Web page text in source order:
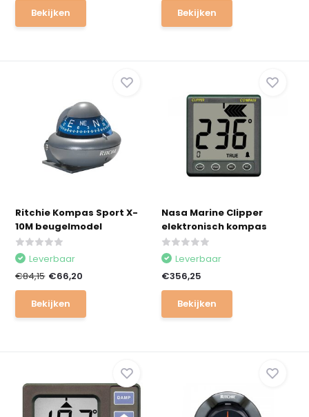
Bekijken Bekijken
Ritchie Kompas Sport X-
10M beugelmodel
Leverbaar
€84,15 €66,20
Bekijken
Nasa Marine Clipper
elektronisch kompas
Leverbaar
€356,25
Bekijken